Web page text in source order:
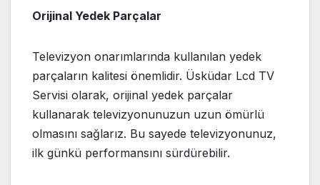
Orijinal Yedek Parçalar
Televizyon onarımlarında kullanılan yedek
parçaların kalitesi önemlidir. Üsküdar Lcd TV
Servisi olarak, orijinal yedek parçalar
kullanarak televizyonunuzun uzun ömürlü
olmasını sağlarız. Bu sayede televizyonunuz,
ilk günkü performansını sürdürebilir.